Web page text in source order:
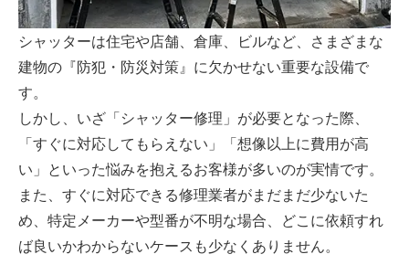
シャッターは住宅や店舗、倉庫、ビルなど、さまざまな
建物の『防犯・防災対策』に欠かせない重要な設備で
す。
しかし、いざ「シャッター修理」が必要となった際、
「すぐに対応してもらえない」「想像以上に費用が高
い」といった悩みを抱えるお客様が多いのが実情です。
また、すぐに対応できる修理業者がまだまだ少ないた
め、特定メーカーや型番が不明な場合、どこに依頼すれ
ば良いかわからないケースも少なくありません。